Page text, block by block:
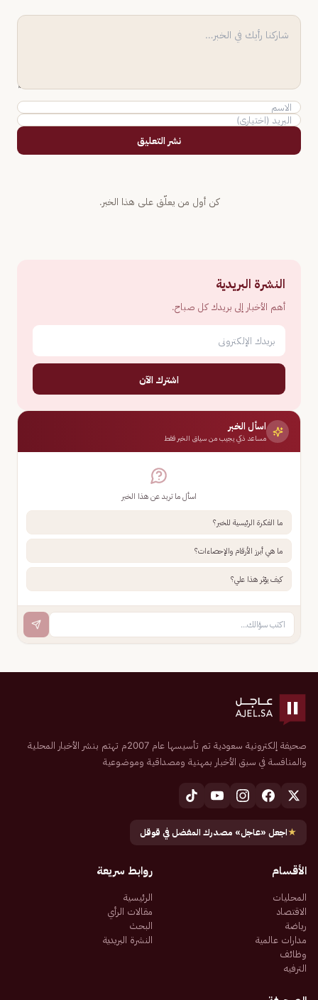
نشر التعليق
كن أول من يعلّق على هذا الخبر.
النشرة البريدية
أهم الأخبار إلى بريدك كل صباح.
اشترك الآن
اسأل الخبر
مساعد ذكي يجيب من سياق الخبر فقط
اسأل ما تريد عن هذا الخبر
ما الفكرة الرئيسية للخبر؟
ما هي أبرز الأرقام والإحصاءات؟
كيف يؤثر هذا علي؟
صحيفة إلكترونية سعودية تم تأسيسها عام 2007م تهتم بنشر الأخبار المحلية
والمنافسة في سبق الأخبار بمهنية ومصداقية وموضوعية
★اجعل «عاجل» مصدرك المفضل في قوقل
الأقسام
المحليات
الاقتصاد
رياضة
مدارات عالمية
وظائف
الترفيه
روابط سريعة
الرئيسية
مقالات الرأي
البحث
النشرة البريدية